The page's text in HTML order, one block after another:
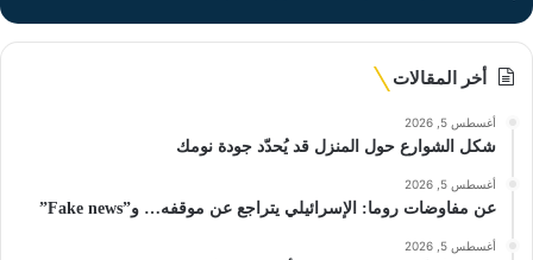
أخر المقالات
أغسطس 5, 2026
شكل الشوارع حول المنزل قد يُحدّد جودة نومك
أغسطس 5, 2026
عن مفاوضات روما: الإسرائيلي يتراجع عن موقفه… و”Fake news”
أغسطس 5, 2026